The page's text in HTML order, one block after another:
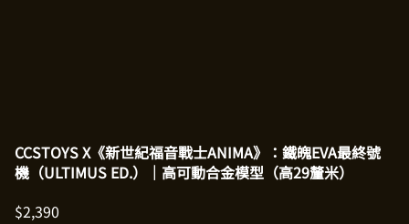
CCSTOYS X《新世紀福音戰士ANIMA》：鐵魄EVA最終號
機（ULTIMUS ED.）｜高可動合金模型（高29釐米）
$2,390